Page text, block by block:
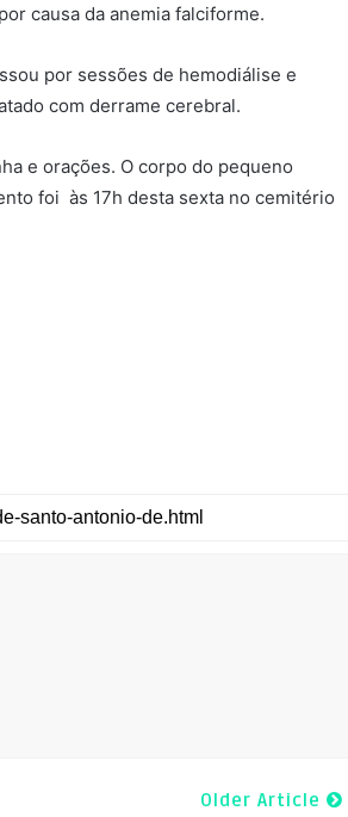
causa da anemia falciforme.
por sessões de hemodiálise e
com derrame cerebral.
e orações. O corpo do pequeno
foi às 17h desta sexta no cemitério
Older Article